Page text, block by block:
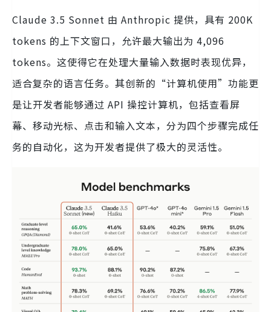
Claude 3.5 Sonnet 由 Anthropic 提供，具有 200K
tokens 的上下文窗口，允许最大输出为 4,096
tokens。这使得它在处理大量输入数据时表现优异，
适合复杂的语言任务。其创新的“计算机使用”功能更
是让开发者能够通过 API 操控计算机，包括查看屏
幕、移动光标、点击和输入文本，分为四个步骤完成任
务的自动化，这为开发者提供了极大的灵活性。